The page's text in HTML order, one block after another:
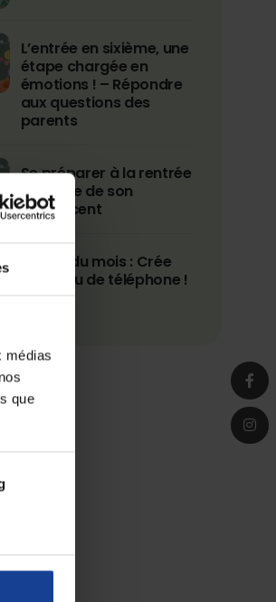
médias
que
L’entrée en sixième, une
étape chargée en
émotions ! – Répondre
aux questions des
parents
Se préparer à la rentrée
en 6ème de son
adolescent
Atelier du mois : Crée
ton bijou de téléphone !